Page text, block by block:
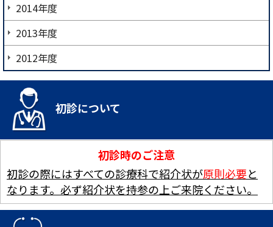
2014年度
2013年度
2012年度
初診について
初診時のご注意
初診の際にはすべての診療科で紹介状が原則必要と
なります。必ず紹介状を持参の上ご来院ください。